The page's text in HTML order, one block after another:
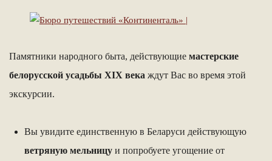
Памятники народного быта, действующие мастерские
белорусской усадьбы XIX века ждут Вас во время этой
экскурсии.
Вы увидите единственную в Беларуси действующую
ветряную мельницу и попробуете угощение от